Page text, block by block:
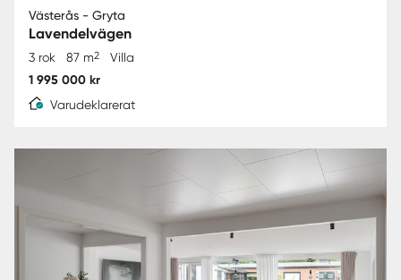
Västerås - Gryta
Lavendelvägen
3 rok 87 m2 Villa
1 995 000 kr
Varudeklarerat